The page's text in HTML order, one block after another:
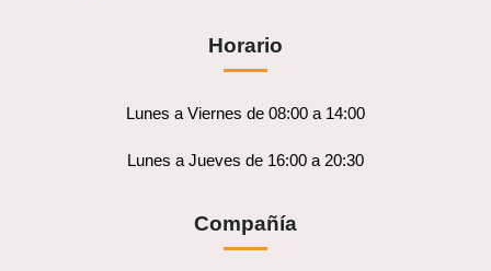
Horario
Lunes a Viernes de 08:00 a 14:00
Lunes a Jueves de 16:00 a 20:30
Compañía